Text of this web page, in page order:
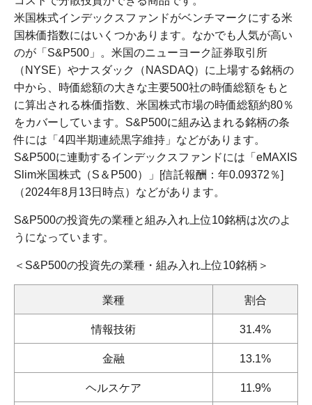
米国株式インデックスファンドがベンチマークにする米
国株価指数にはいくつかあります。なかでも人気が高い
のが「S&P500」。米国のニューヨーク証券取引所
（NYSE）やナスダック（NASDAQ）に上場する銘柄の
中から、時価総額の大きな主要500社の時価総額をもと
に算出される株価指数、米国株式市場の時価総額約80％
をカバーしています。S&P500に組み込まれる銘柄の条
件には「4四半期連続黒字維持」などがあります。
S&P500に連動するインデックスファンドには「eMAXIS
Slim米国株式（S＆P500）」[信託報酬：年0.09372％]
（2024年8月13日時点）などがあります。
S&P500の投資先の業種と組み入れ上位10銘柄は次のよ
うになっています。
＜S&P500の投資先の業種・組み入れ上位10銘柄＞
業種 割合
情報技術 31.4%
金融 13.1%
ヘルスケア 11.9%